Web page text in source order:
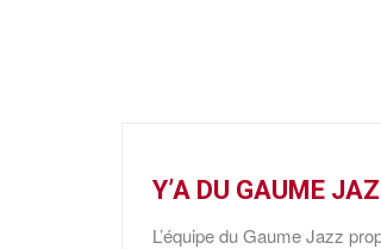
Y’A DU GAUME
L’équipe du Gaume Jazz